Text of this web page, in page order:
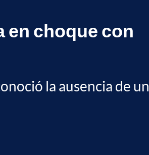
en choque con
la ausencia de un